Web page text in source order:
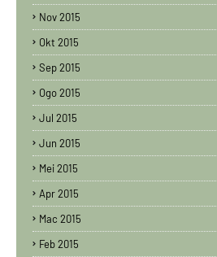
Nov 2015
Okt 2015
Sep 2015
Ogo 2015
Jul 2015
Jun 2015
Mei 2015
Apr 2015
Mac 2015
Feb 2015